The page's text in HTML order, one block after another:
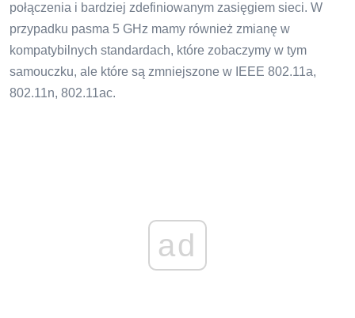
połączenia i bardziej zdefiniowanym zasięgiem sieci. W
przypadku pasma 5 GHz mamy również zmianę w
kompatybilnych standardach, które zobaczymy w tym
samouczku, ale które są zmniejszone w IEEE 802.11a,
802.11n, 802.11ac.
ad